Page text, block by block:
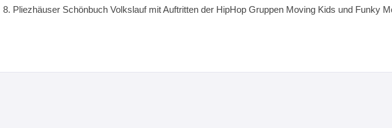
8. Pliezhäuser Schönbuch Volkslauf mit Auftritten der HipHop Gruppen Moving Kids und Funky